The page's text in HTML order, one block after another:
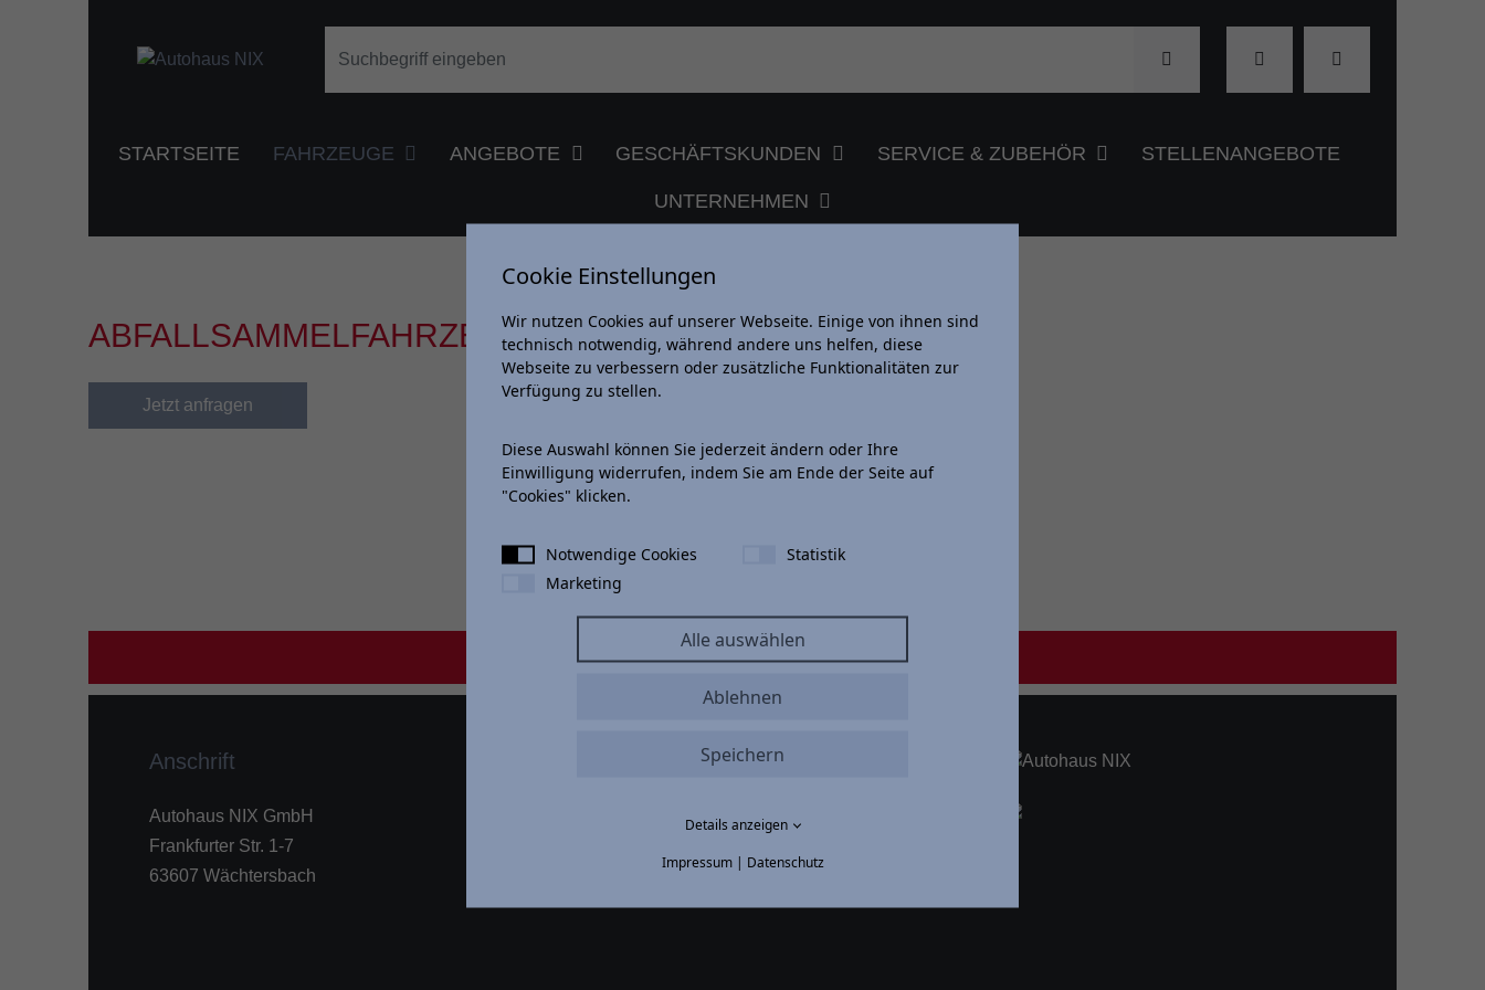
STARTSEITE FAHRZEUGE ANGEBOTE GESCHÄFTSKUNDEN SERVICE & ZUBEHÖR STELLENANGEBOTE
UNTERNEHMEN
ABFALLSAMMELFAHRZEUGE
Jetzt anfragen
Anschrift
Autohaus NIX GmbH
Frankfurter Str. 1-7
63607 Wächtersbach
+49 800-288-664-9
info@auto-nix.de
Cookie Einstellungen
Wir nutzen Cookies auf unserer Webseite. Einige von ihnen sind
technisch notwendig, während andere uns helfen, diese
Webseite zu verbessern oder zusätzliche Funktionalitäten zur
Verfügung zu stellen.
Diese Auswahl können Sie jederzeit ändern oder Ihre
Einwilligung widerrufen, indem Sie am Ende der Seite auf
"Cookies" klicken.
Notwendige Cookies
Statistik
Marketing
Alle auswählen
Ablehnen
Speichern
Details anzeigen
Impressum| Datenschutz